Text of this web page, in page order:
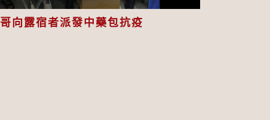
向露宿者派發中藥包抗疫